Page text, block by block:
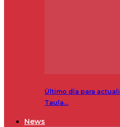
Último día para
Taula…
News